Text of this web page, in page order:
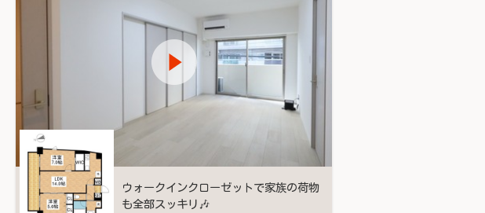
ウォークインクローゼットで家族の荷物
も全部スッキリ🎶